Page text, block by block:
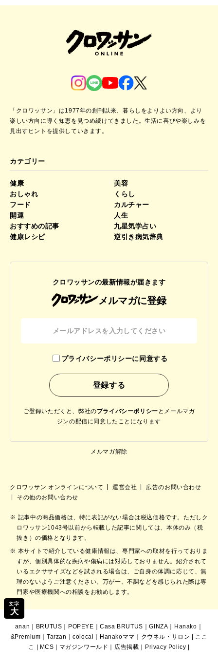
文字
大
「クロワッサン」は1977年の創刊以来、暮らしをよりよい方向、より
楽しい方向に導く知恵を見つめ続けてきました。生活に喜びや楽しみを
見出すヒントを提供していきます。
カテゴリー
健康
美容
おしゃれ
くらし
フード
カルチャー
開運
人生
おすすめの記事
九星気学占い
健康レシピ
逆引き病気辞典
クロワッサンの最新情報が届きます
メルマガに登録
プライバシーポリシーに同意する
ご登録いただくと、弊社のプライバシーポリシー と メールマガ
ジンの配信に同意したことになります
メルマガ解除
クロワッサン オンラインについて 運営会社
広告のお問い合わせ
その他のお問い合わせ
記事中の商品価格は、特に表記がない場合は税込価格です。ただしク
ロワッサン1043号以前から転載した記事に関しては、本体のみ（税
抜き）の価格となります。
本サイトで紹介している健康情報は、専門家への取材を行っておりま
すが、個別具体的な疾病や傷病には対応しておりません。紹介されて
いるエクササイズなどを試される場合は、ご自身の体調に応じて、無
理のないようご注意ください。万が一、不調などを感じられた際は専
門家や医療機関への相談をお勧めします。
anan ｜ BRUTUS ｜ POPEYE ｜Casa BRUTUS ｜GINZA ｜ Hanako ｜
&Premium ｜Tarzan ｜colocal ｜ Hanakoママ ｜ クウネル・サロン | ここ
こ
| MCS | マガジンワールド ｜ 広告掲載 ｜ Privacy Policy |